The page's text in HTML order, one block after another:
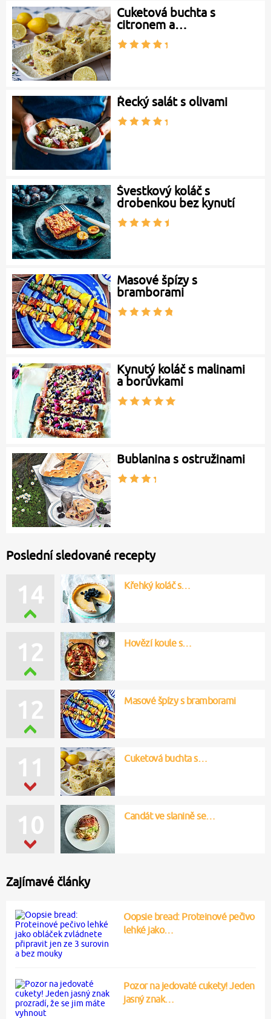
Cuketová buchta s
citronem a…
Řecký salát s olivami
Švestkový koláč s
drobenkou bez kynutí
Masové špízy s
bramborami
Kynutý koláč s malinami
a borůvkami
Bublanina s ostružinami
Poslední sledované recepty
14 Křehký koláč s…
11 Cuketová buchta s…
12 Hovězí koule s…
10 Candát ve slanině se…
12 Masové špízy s bramborami
Zajímavé články
Oopsie bread: Proteinové pečivo
lehké jako…
Pozor na jedovaté cukety! Jeden
jasný znak…